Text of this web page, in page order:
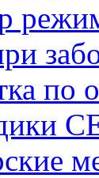
по